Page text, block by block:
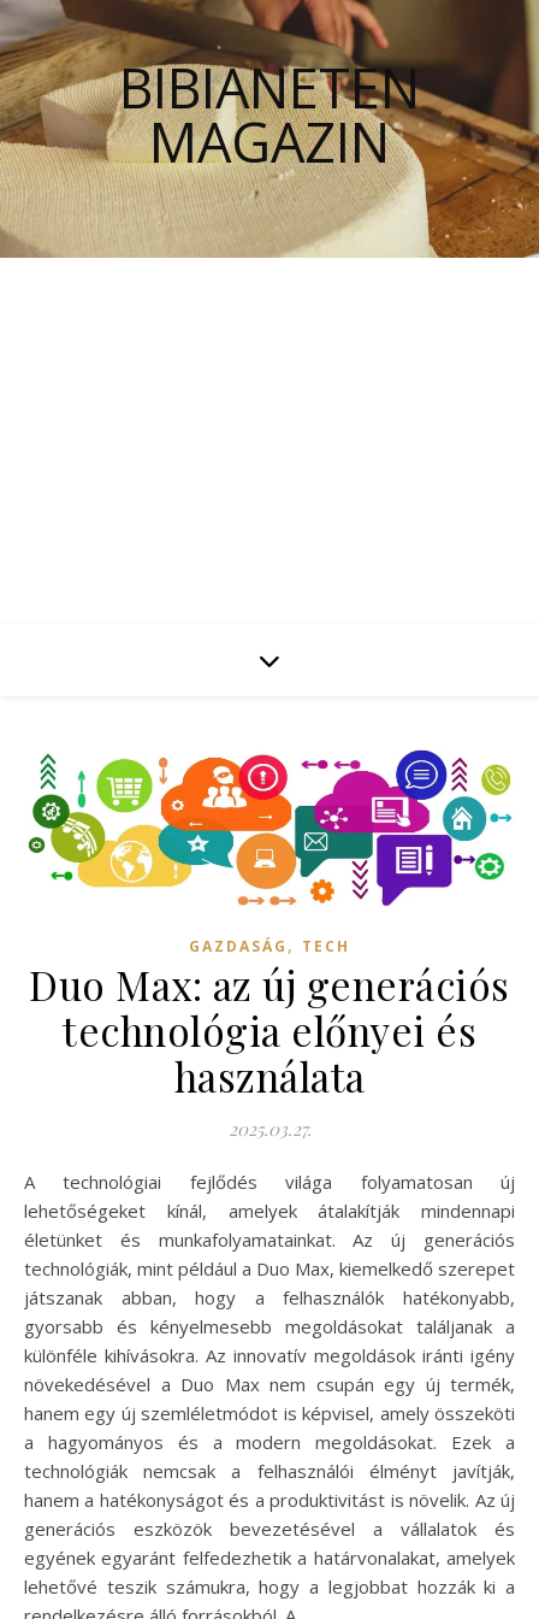
BIBIANETEN
MAGAZIN
GAZDASÁG , TECH
Duo Max: az új generációs
technológia előnyei és
használata
2025.03.27.
A technológiai fejlődés világa folyamatosan új
lehetőségeket kínál, amelyek átalakítják mindennapi
életünket és munkafolyamatainkat. Az új generációs
technológiák, mint például a Duo Max, kiemelkedő szerepet
játszanak abban, hogy a felhasználók hatékonyabb,
gyorsabb és kényelmesebb megoldásokat találjanak a
különféle kihívásokra. Az innovatív megoldások iránti igény
növekedésével a Duo Max nem csupán egy új termék,
hanem egy új szemléletmódot is képvisel, amely összeköti
a hagyományos és a modern megoldásokat. Ezek a
technológiák nemcsak a felhasználói élményt javítják,
hanem a hatékonyságot és a produktivitást is növelik. Az új
generációs eszközök bevezetésével a vállalatok és
egyének egyaránt felfedezhetik a határvonalakat, amelyek
lehetővé teszik számukra, hogy a legjobbat hozzák ki a